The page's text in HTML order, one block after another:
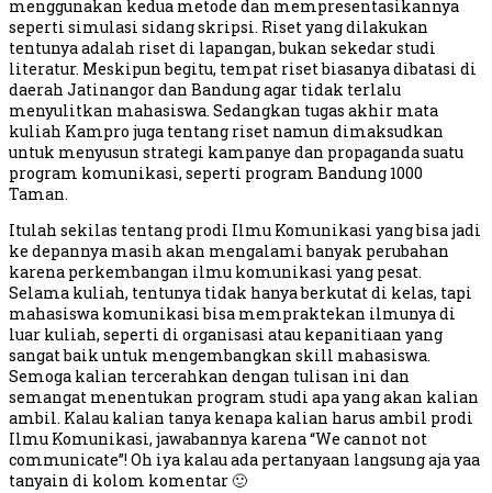
menggunakan kedua metode dan mempresentasikannya
seperti simulasi sidang skripsi. Riset yang dilakukan
tentunya adalah riset di lapangan, bukan sekedar studi
literatur. Meskipun begitu, tempat riset biasanya dibatasi di
daerah Jatinangor dan Bandung agar tidak terlalu
menyulitkan mahasiswa. Sedangkan tugas akhir mata
kuliah Kampro juga tentang riset namun dimaksudkan
untuk menyusun strategi kampanye dan propaganda suatu
program komunikasi, seperti program Bandung 1000
Taman.
Itulah sekilas tentang prodi Ilmu Komunikasi yang bisa jadi
ke depannya masih akan mengalami banyak perubahan
karena perkembangan ilmu komunikasi yang pesat.
Selama kuliah, tentunya tidak hanya berkutat di kelas, tapi
mahasiswa komunikasi bisa mempraktekan ilmunya di
luar kuliah, seperti di organisasi atau kepanitiaan yang
sangat baik untuk mengembangkan skill mahasiswa.
Semoga kalian tercerahkan dengan tulisan ini dan
semangat menentukan program studi apa yang akan kalian
ambil. Kalau kalian tanya kenapa kalian harus ambil prodi
Ilmu Komunikasi, jawabannya karena “We cannot not
communicate”! Oh iya kalau ada pertanyaan langsung aja yaa
tanyain di kolom komentar 🙂